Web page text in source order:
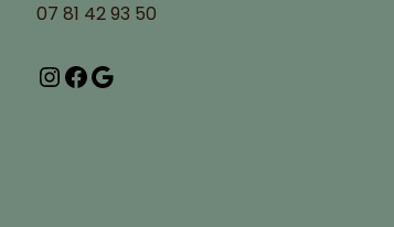
07 81 42 93 50